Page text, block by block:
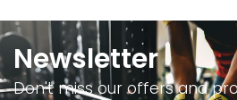
Newsletter
Don't miss our offers and